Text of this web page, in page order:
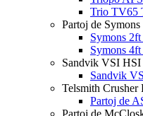
Trio TV65
Partoj de Symons
Symons
Symons
Sandvik VSI HSI
Sandvik
Telsmith Crusher
Partoj de
Partoj de